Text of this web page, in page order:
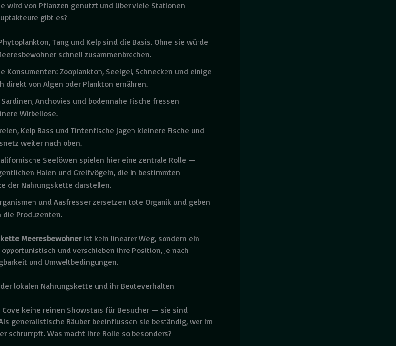
wird von Pflanzen genutzt und über viele Stationen
gibt es?
Tang und Kelp sind die Basis. Ohne sie würde
schnell zusammenbrechen.
Konsumenten: Zooplankton, Seeigel, Schnecken und einige
direkt von Algen oder Plankton ernähren.
Anchovies und bodennahe Fische fressen
Wirbellose.
Kelp Bass und Tintenfische jagen kleinere Fische und
weiter nach oben.
Seelöwen spielen hier eine zentrale Rolle —
Haien und Greifvögeln, die in bestimmten
der Nahrungskette darstellen.
und Aasfresser zersetzen tote Organik und geben
die Produzenten.
Meeresbewohnerist kein linearer Weg, sondern ein
und verschieben ihre Position, je nach
und Umweltbedingungen.
lokalen Nahrungskette und ihr Beuteverhalten
Cove keine reinen Showstars für Besucher — sie sind
generalistische Räuber beeinflussen sie beständig, wer im
schrumpft. Was macht ihre Rolle so besonders?